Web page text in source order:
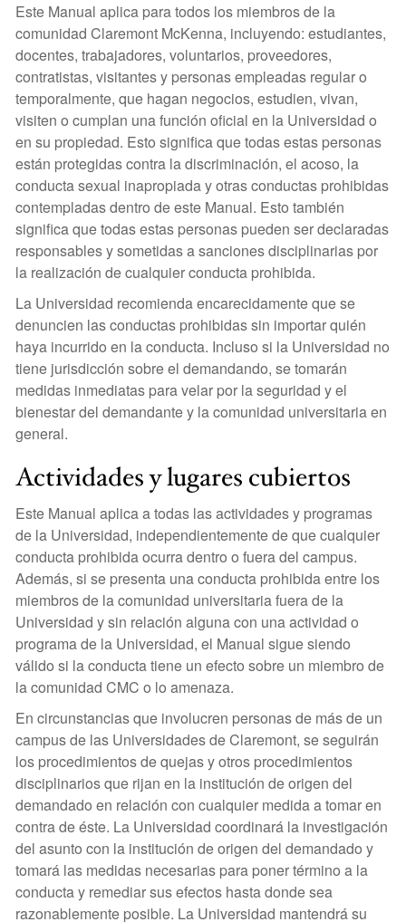
Este Manual aplica para todos los miembros de la
comunidad Claremont McKenna, incluyendo: estudiantes,
docentes, trabajadores, voluntarios, proveedores,
contratistas, visitantes y personas empleadas regular o
temporalmente, que hagan negocios, estudien, vivan,
visiten o cumplan una función oficial en la Universidad o
en su propiedad. Esto significa que todas estas personas
están protegidas contra la discriminación, el acoso, la
conducta sexual inapropiada y otras conductas prohibidas
contempladas dentro de este Manual. Esto también
significa que todas estas personas pueden ser declaradas
responsables y sometidas a sanciones disciplinarias por
la realización de cualquier conducta prohibida.
La Universidad recomienda encarecidamente que se
denuncien las conductas prohibidas sin importar quién
haya incurrido en la conducta. Incluso si la Universidad no
tiene jurisdicción sobre el demandando, se tomarán
medidas inmediatas para velar por la seguridad y el
bienestar del demandante y la comunidad universitaria en
general.
Actividades y lugares cubiertos
Este Manual aplica a todas las actividades y programas
de la Universidad, independientemente de que cualquier
conducta prohibida ocurra dentro o fuera del campus.
Además, si se presenta una conducta prohibida entre los
miembros de la comunidad universitaria fuera de la
Universidad y sin relación alguna con una actividad o
programa de la Universidad, el Manual sigue siendo
válido si la conducta tiene un efecto sobre un miembro de
la comunidad CMC o lo amenaza.
En circunstancias que involucren personas de más de un
campus de las Universidades de Claremont, se seguirán
los procedimientos de quejas y otros procedimientos
disciplinarios que rijan en la institución de origen del
demandado en relación con cualquier medida a tomar en
contra de éste. La Universidad coordinará la investigación
del asunto con la institución de origen del demandado y
tomará las medidas necesarias para poner término a la
conducta y remediar sus efectos hasta donde sea
razonablemente posible. La Universidad mantendrá su